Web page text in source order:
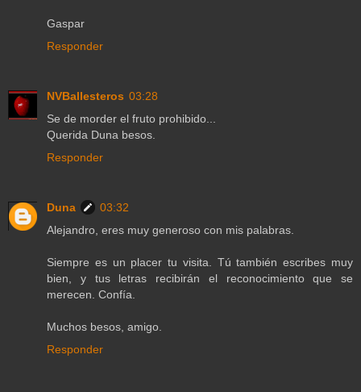
Gaspar
Responder
NVBallesteros 03:28
Se de morder el fruto prohibido...
Querida Duna besos.
Responder
Duna
03:32
Alejandro, eres muy generoso con mis palabras.
Siempre es un placer tu visita. Tú también escribes muy
bien, y tus letras recibirán el reconocimiento que se
merecen. Confía.
Muchos besos, amigo.
Responder